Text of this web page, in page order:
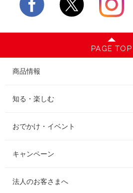
PAGE TOP
商品情報
商品情報一覧
レギュラーコーヒー
インスタントコーヒー
ドリップポッド
知る・楽しむ
知る・楽しむ一覧
おいしいコーヒーの淹れ方
コーヒー百科
レシピ
おでかけ・イベント
おでかけ・イベント情報一覧
UCCコーヒー博物館
UCCコーヒーアカデミー
キャンペーン
法人のお客さまへ